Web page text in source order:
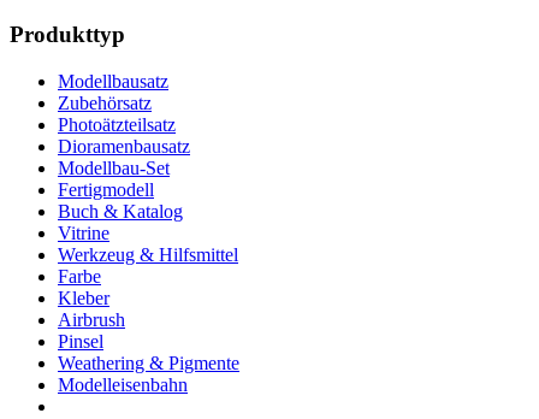
Produkttyp
Modellbausatz
Zubehörsatz
Photoätzteilsatz
Dioramenbausatz
Modellbau-Set
Fertigmodell
Buch & Katalog
Vitrine
Werkzeug & Hilfsmittel
Farbe
Kleber
Airbrush
Pinsel
Weathering & Pigmente
Modelleisenbahn